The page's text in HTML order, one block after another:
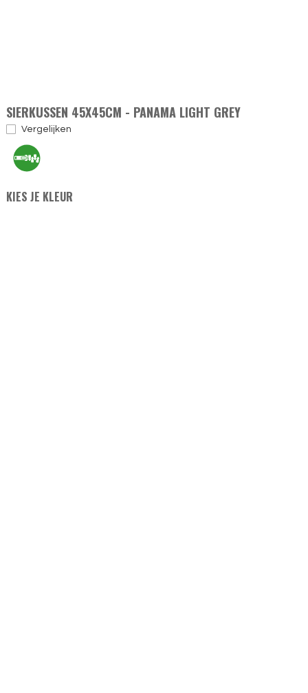
SIERKUSSEN 45X45CM - PANAMA LIGHT GREY
Vergelijken
KIES JE KLEUR